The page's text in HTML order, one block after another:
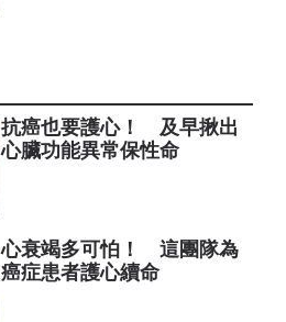
抗癌也要護心！ 及早揪出
心臟功能異常保性命
心衰竭多可怕！ 這團隊為
癌症患者護心續命